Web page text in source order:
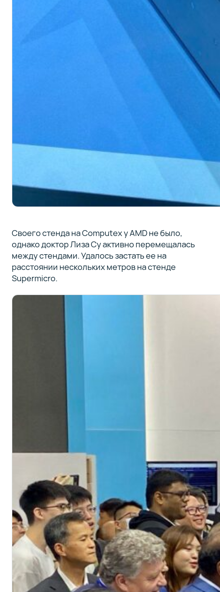
Своего стенда на Computex у AMD не было,
однако доктор Лиза Су активно перемещалась
между стендами. Удалось застать ее на
расстоянии нескольких метров на стенде
Supermicro.